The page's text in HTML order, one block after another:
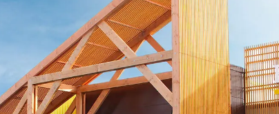
16cm 0,75L
Distributeur automatique
5 repas Eatwelloe
PETSAFE